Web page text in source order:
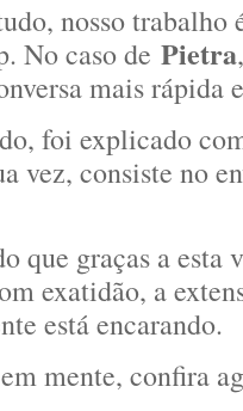
nosso
No caso de Pietra
mais rápida
foi explicado
vez, consiste no
que graças a esta
exatidão, a
está encarando.
mente, confira